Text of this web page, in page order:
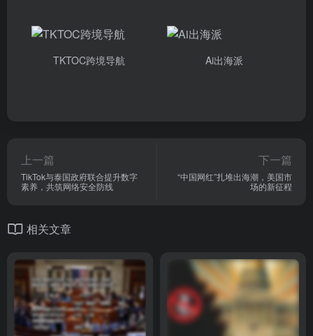
TKTOC跨境导航 Ai出海派
上一篇
TikTok与泰国政府联合提升数字
素养，共筑网络安全防线
下一篇
“中国网红”扎堆出海潮，美国市
场的新征程
相关文章